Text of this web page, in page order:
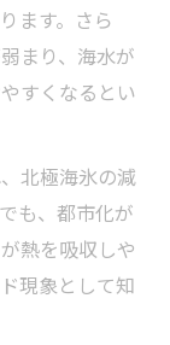
ます。さら
まり、海水が
すくなるとい
北極海氷の減
も、都市化が
熱を吸収しや
現象として知